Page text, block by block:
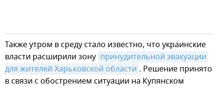
Также утром в среду стало известно, что украинские
власти расширили зону принудительной эвакуации
для жителей Харьковской области . Решение принято
в связи с обострением ситуации на Купянском